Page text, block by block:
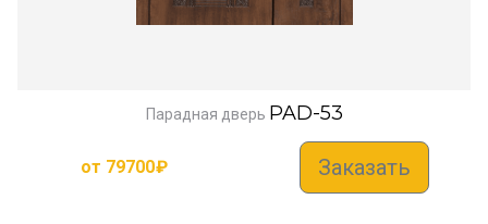
Парадная дверь PAD-53
от 79700₽ Заказать